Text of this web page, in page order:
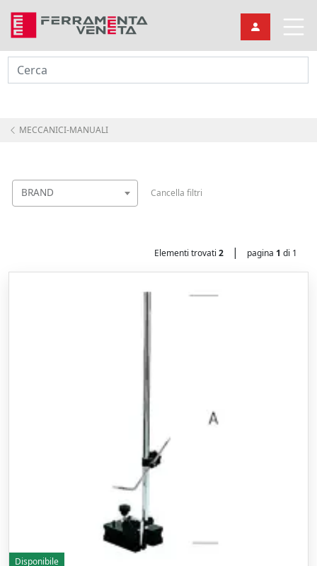
Cerca
MECCANICI-MANUALI
BRAND Cancella filtri
Elementi trovati 2 | pagina 1 di 1
Disponibile